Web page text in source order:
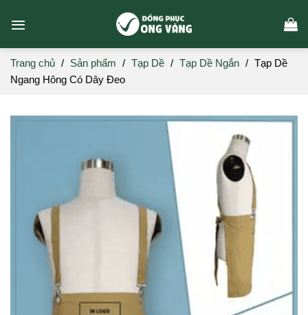
Trang chủ / Sản phẩm / Tạp Dề / Tạp Dề Ngắn / Tạp Dề
Ngang Hông Có Dây Đeo